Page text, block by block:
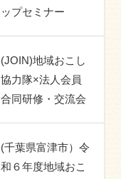
ップセミナー
(JOIN)地域おこし
協力隊×法人会員
合同研修・交流会
(千葉県富津市）令
和６年度地域おこ